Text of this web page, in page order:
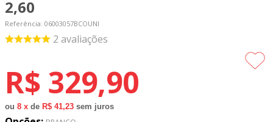
2,60
Referência: 06003057BCOUNI
2 avaliações
R$ 329,90
ou 8 x de R$ 41,23 sem juros
cortina
4º
tecido percal
6º
tecido tricoline
7 º
percal